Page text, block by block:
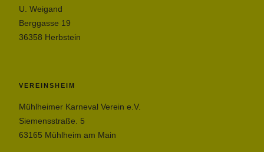
U. Weigand
Berggasse 19
36358 Herbstein
VEREINSHEIM
Mühlheimer Karneval Verein e.V.
Siemensstraße. 5
63165 Mühlheim am Main